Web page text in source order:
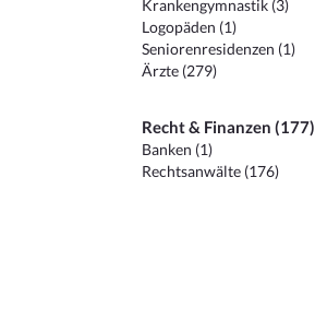
Krankengymnastik (3)
Logopäden (1)
Seniorenresidenzen (1)
Ärzte (279)
Recht & Finanzen (177)
Banken (1)
Rechtsanwälte (176)